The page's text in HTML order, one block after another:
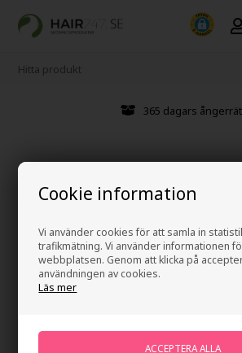
Cookie information
Vi använder cookies för att samla in
trafikmätning. Vi använder informationen
webbplatsen. Genom att klicka på
användningen av cookies.
Läs mer
365 dagars